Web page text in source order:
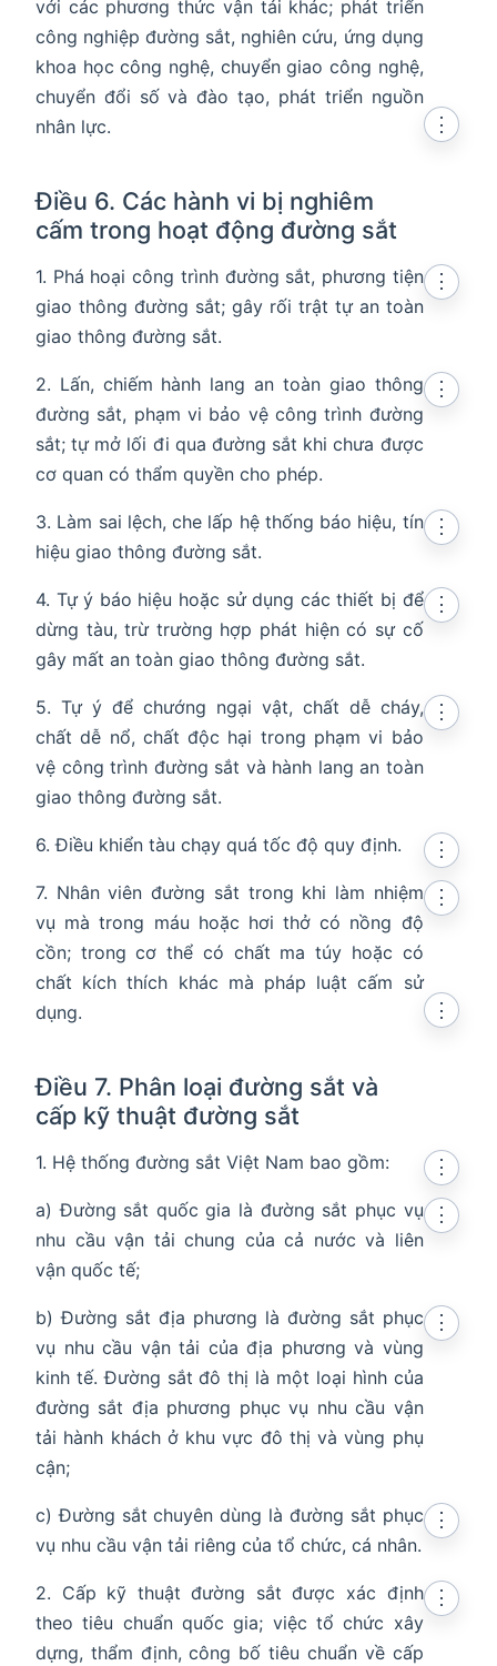
với các phương thức vận tải khác; phát triển
công nghiệp đường sắt, nghiên cứu, ứng dụng
khoa học công nghệ, chuyển giao công nghệ,
chuyển đổi số và đào tạo, phát triển nguồn
nhân lực.
Điều 6. Các hành vi bị nghiêm
cấm trong hoạt động đường sắt
⋮
1. Phá hoại công trình đường sắt, phương tiện
giao thông đường sắt; gây rối trật tự an toàn
giao thông đường sắt.
⋮
2. Lấn, chiếm hành lang an toàn giao thông
đường sắt, phạm vi bảo vệ công trình đường
sắt; tự mở lối đi qua đường sắt khi chưa được
cơ quan có thẩm quyền cho phép.
⋮
3. Làm sai lệch, che lấp hệ thống báo hiệu, tín
hiệu giao thông đường sắt.
⋮
4. Tự ý báo hiệu hoặc sử dụng các thiết bị để
dừng tàu, trừ trường hợp phát hiện có sự cố
gây mất an toàn giao thông đường sắt.
⋮
5. Tự ý để chướng ngại vật, chất dễ cháy,
chất dễ nổ, chất độc hại trong phạm vi bảo
vệ công trình đường sắt và hành lang an toàn
giao thông đường sắt.
⋮
6. Điều khiển tàu chạy quá tốc độ quy định.
⋮
7. Nhân viên đường sắt trong khi làm nhiệm
vụ mà trong máu hoặc hơi thở có nồng độ
cồn; trong cơ thể có chất ma túy hoặc có
chất kích thích khác mà pháp luật cấm sử
dụng.
⋮
Điều 7. Phân loại đường sắt và
cấp kỹ thuật đường sắt
⋮
1. Hệ thống đường sắt Việt Nam bao gồm:
⋮
a) Đường sắt quốc gia là đường sắt phục vụ
nhu cầu vận tải chung của cả nước và liên
vận quốc tế;
⋮
b) Đường sắt địa phương là đường sắt phục
vụ nhu cầu vận tải của địa phương và vùng
kinh tế. Đường sắt đô thị là một loại hình của
đường sắt địa phương phục vụ nhu cầu vận
tải hành khách ở khu vực đô thị và vùng phụ
cận;
⋮
c) Đường sắt chuyên dùng là đường sắt phục
vụ nhu cầu vận tải riêng của tổ chức, cá nhân.
⋮
2. Cấp kỹ thuật đường sắt được xác định
theo tiêu chuẩn quốc gia; việc tổ chức xây
dựng, thẩm định, công bố tiêu chuẩn về cấp
⋮